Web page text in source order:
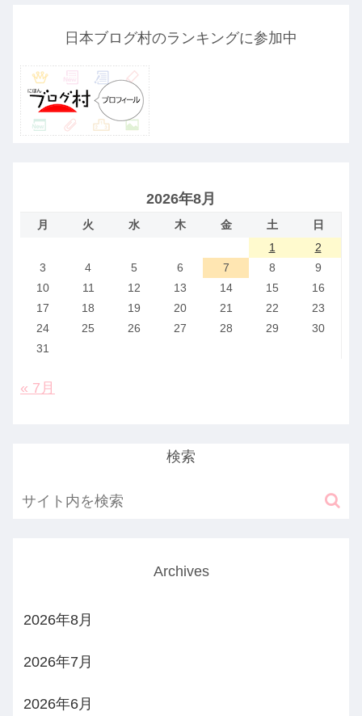
日本ブログ村のランキングに参加中
2026年8月
月 火 水 木 金 土
日
1
2
3
4 5 6 7 8
9
10
11 12 13 14 15
16
17
18 19 20 21 22
23
24
25 26 27 28 29
30
31
« 7月
検索
Archives
2026年8月
2026年7月
2026年6月